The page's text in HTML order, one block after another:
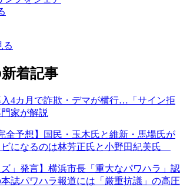
る
着記事
4カ月で詐欺・デマが横行…「サイン拒
家が解説
全予想】国民・玉木氏と維新・馬場氏が
になるのは林芳正氏と小野田紀美氏
ズ」発言】横浜市長「重大なパワハラ」認
誌パワハラ報道には「厳重抗議」の高圧